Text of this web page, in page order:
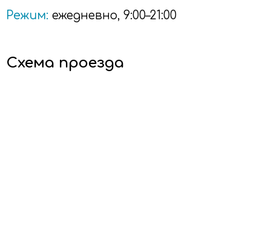
Схема проезда
Режим: ежедневно, 9:00–21:00